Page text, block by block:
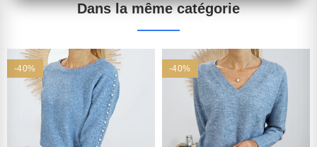
Dans la même catégorie
-40% -40%